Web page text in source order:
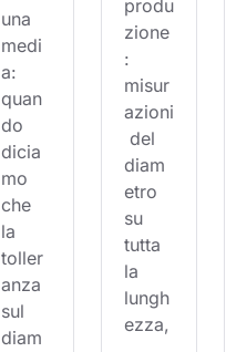
una
medi
a:
quan
do
dicia
mo
che
la
toller
anza
sul
diam
produ
zione
:
misur
azioni
del
diam
etro
su
tutta
la
lungh
ezza,